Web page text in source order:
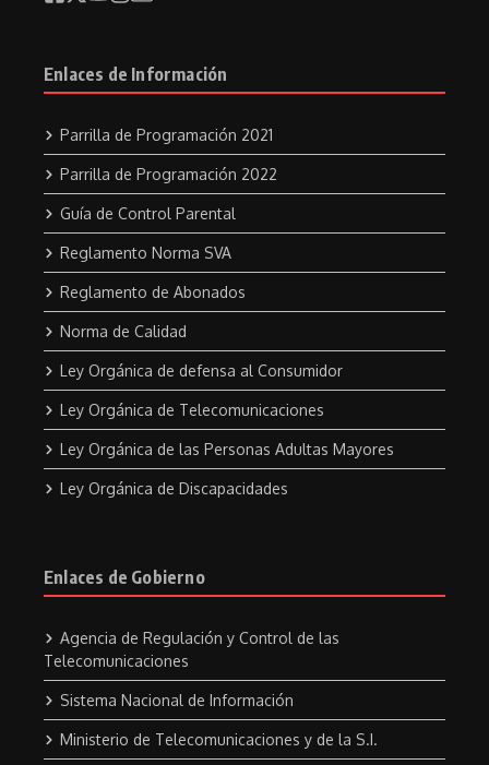
Enlaces de Información
Parrilla de Programación 2021
Parrilla de Programación 2022
Guía de Control Parental
Reglamento Norma SVA
Reglamento de Abonados
Norma de Calidad
Ley Orgánica de defensa al Consumidor
Ley Orgánica de Telecomunicaciones
Ley Orgánica de las Personas Adultas Mayores
Ley Orgánica de Discapacidades
Enlaces de Gobierno
Agencia de Regulación y Control de las
Telecomunicaciones
Sistema Nacional de Información
Ministerio de Telecomunicaciones y de la S.I.